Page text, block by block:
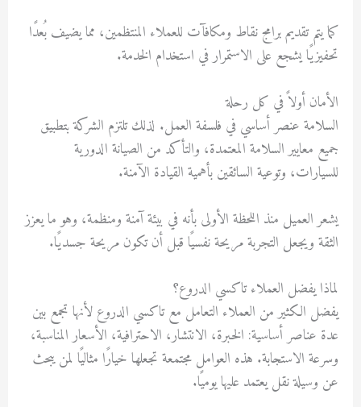
كما يتم تقديم برامج نقاط ومكافآت للعملاء المنتظمين، مما يضيف بُعدًا
تحفيزيًا يشجع على الاستمرار في استخدام الخدمة.
الأمان أولاً في كل رحلة
السلامة عنصر أساسي في فلسفة العمل. لذلك تلتزم الشركة بتطبيق
جميع معايير السلامة المعتمدة، والتأكد من الصيانة الدورية
للسيارات، وتوعية السائقين بأهمية القيادة الآمنة.
يشعر العميل منذ اللحظة الأولى بأنه في بيئة آمنة ومنظمة، وهو ما يعزز
الثقة ويجعل التجربة مريحة نفسيًا قبل أن تكون مريحة جسديًا.
لماذا يفضل العملاء تاكسي الدروع؟
يفضل الكثير من العملاء التعامل مع تاكسي الدروع لأنها تجمع بين
عدة عناصر أساسية: الخبرة، الانتشار، الاحترافية، الأسعار المناسبة،
وسرعة الاستجابة. هذه العوامل مجتمعة تجعلها خيارًا مثاليًا لمن يبحث
عن وسيلة نقل يعتمد عليها يوميًا.